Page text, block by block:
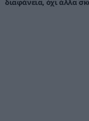
διαφάνεια, όχι άλλα